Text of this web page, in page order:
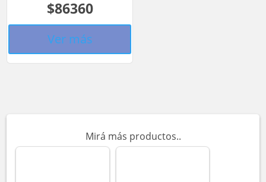
$86360
Ver más
Mirá más productos..